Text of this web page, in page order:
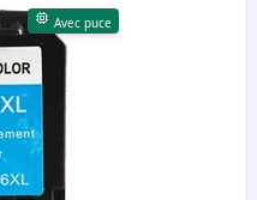
Avec puce